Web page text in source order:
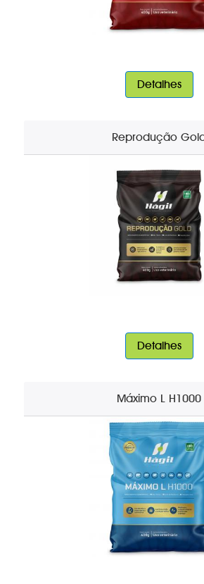
Detalhes
Reprodução
Detalhes
Máximo L H1000